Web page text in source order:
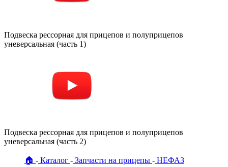
Подвеска рессорная для прицепов и полуприцепов
уневерсальная (часть 1)
Подвеска рессорная для прицепов и полуприцепов
уневерсальная (часть 2)
🏠 Каталог Запчасти на прицепы
НЕФАЗ